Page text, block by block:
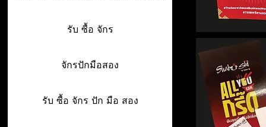
รับ ซื้อ จักร
จักรปักมือสอง
รับ ซื้อ จักร ปัก มือ สอง